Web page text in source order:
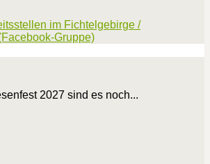
im Fichtelgebirge /
Gruppe)
2027 sind es noch...